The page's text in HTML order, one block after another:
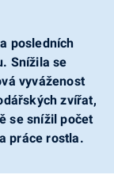
posledních
Snížila se
vyváženost
zvířat,
se snížil počet
práce rostla.